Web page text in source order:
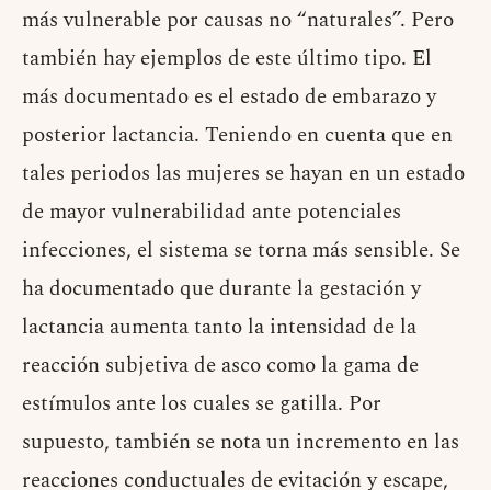
más vulnerable por causas no “naturales”. Pero
también hay ejemplos de este último tipo. El
más documentado es el estado de embarazo y
posterior lactancia. Teniendo en cuenta que en
tales periodos las mujeres se hayan en un estado
de mayor vulnerabilidad ante potenciales
infecciones, el sistema se torna más sensible. Se
ha documentado que durante la gestación y
lactancia aumenta tanto la intensidad de la
reacción subjetiva de asco como la gama de
estímulos ante los cuales se gatilla. Por
supuesto, también se nota un incremento en las
reacciones conductuales de evitación y escape,